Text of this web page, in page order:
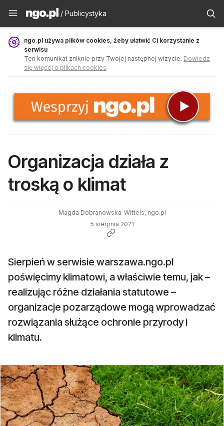
Publicystyka - ngo.pl
/ Publicystyka
ngo.pl używa plików cookies, żeby ułatwić Ci korzystanie z
serwisu
Ten komunikat zniknie przy Twojej następnej wizycie. Dowiedz
się więcej o plikach cookies
Organizacja działa z
troską o klimat
Magda Dobranowska-Wittels, ngo.pl
5 sierpnia 2021
Sierpień w serwisie warszawa.ngo.pl
poświęcimy klimatowi, a właściwie temu, jak –
realizując różne działania statutowe –
organizacje pozarządowe mogą wprowadzać
rozwiązania służące ochronie przyrody i
klimatu.